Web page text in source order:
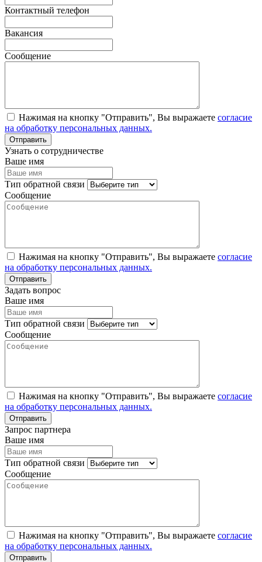
Контактный телефон
Вакансия
Сообщение
Нажимая на кнопку "Отправить", Вы выражаете согласие
на обработку персональных данных.
Узнать о сотрудничестве
Ваше имя
Тип обратной связи
Сообщение
Нажимая на кнопку "Отправить", Вы выражаете согласие
на обработку персональных данных.
Задать вопрос
Ваше имя
Тип обратной связи
Сообщение
Нажимая на кнопку "Отправить", Вы выражаете согласие
на обработку персональных данных.
Запрос партнера
Ваше имя
Тип обратной связи
Сообщение
Нажимая на кнопку "Отправить", Вы выражаете согласие
на обработку персональных данных.